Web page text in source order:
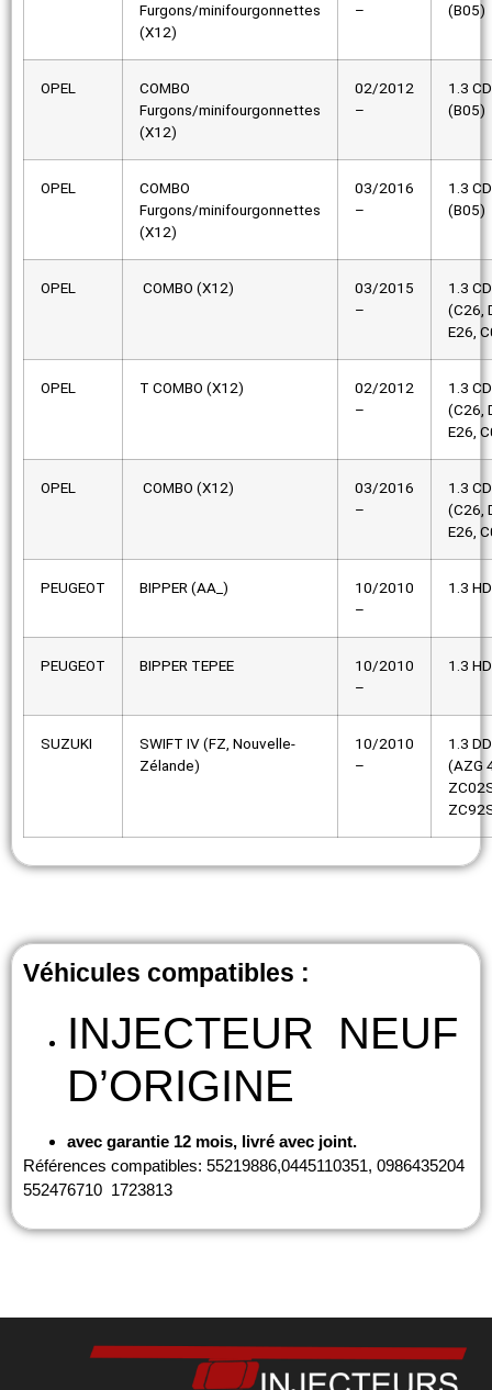
Furgons/minifourgonnettes
(X12)
– (B05)
OPEL
COMBO
Furgons/minifourgonnettes
(X12)
02/2012
–
1.3
(B05)
OPEL
COMBO
Furgons/minifourgonnettes
(X12)
03/2016
–
1.3
(B05)
OPEL COMBO (X12)
03/2015
–
1.3
(C26,
E26,
OPEL T COMBO (X12)
02/2012
–
1.3
(C26,
E26,
OPEL COMBO (X12)
03/2016
–
1.3
(C26,
E26,
PEUGEOT BIPPER (AA_)
10/2010
–
1.3
PEUGEOT BIPPER TEPEE
10/2010
–
1.3
SUZUKI
SWIFT IV (FZ, Nouvelle-
Zélande)
10/2010
–
1.3
(AZG
Véhicules compatibles :
INJECTEUR NEUF
D’ORIGINE
avec garantie 12 mois, livré avec joint.
Références compatibles: 55219886,0445110351, 0986435204
552476710 1723813